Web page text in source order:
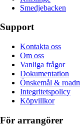
Smedjebacken
Support
Kontakta oss
Om oss
Vanliga frågor
Dokumentation
Önskemål &
Integritetspolicy
Köpvillkor
För arrangörer